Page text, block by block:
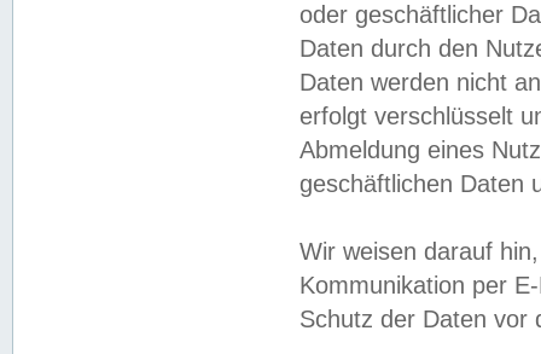
oder geschäftlicher
Daten durch den
Daten werden nicht
erfolgt verschlüsselt
Abmeldung eines
geschäftlichen Daten
Wir weisen darauf
Kommunikation per
Schutz der Daten vor